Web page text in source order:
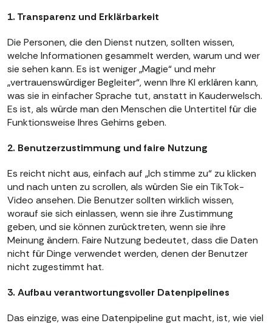
1. Transparenz und Erklärbarkeit
Die Personen, die den Dienst nutzen, sollten wissen,
welche Informationen gesammelt werden, warum und wer
sie sehen kann. Es ist weniger „Magie“ und mehr
„vertrauenswürdiger Begleiter“, wenn Ihre KI erklären kann,
was sie in einfacher Sprache tut, anstatt in Kauderwelsch.
Es ist, als würde man den Menschen die Untertitel für die
Funktionsweise Ihres Gehirns geben.
2. Benutzerzustimmung und faire Nutzung
Es reicht nicht aus, einfach auf „Ich stimme zu“ zu klicken
und nach unten zu scrollen, als würden Sie ein TikTok-
Video ansehen. Die Benutzer sollten wirklich wissen,
worauf sie sich einlassen, wenn sie ihre Zustimmung
geben, und sie können zurücktreten, wenn sie ihre
Meinung ändern. Faire Nutzung bedeutet, dass die Daten
nicht für Dinge verwendet werden, denen der Benutzer
nicht zugestimmt hat.
3. Aufbau verantwortungsvoller Datenpipelines
Das einzige, was eine Datenpipeline gut macht, ist, wie viel